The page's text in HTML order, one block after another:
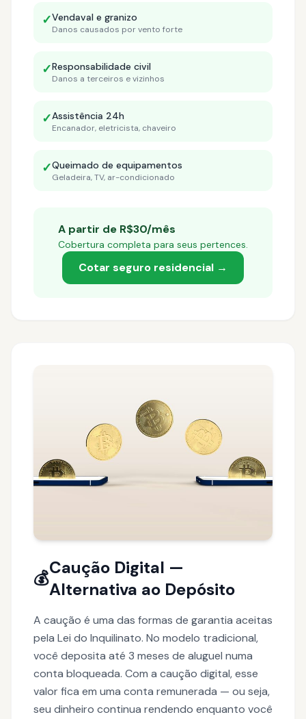
✓Vendaval e granizo
Danos causados por vento forte
✓Responsabilidade civil
Danos a terceiros e vizinhos
✓Assistência 24h
Encanador, eletricista, chaveiro
✓Queimado de equipamentos
Geladeira, TV, ar-condicionado
A partir de R$30/mês
Cobertura completa para seus pertences.
Cotar seguro residencial →
💰
Caução Digital —
Alternativa ao Depósito
A caução é uma das formas de garantia aceitas
pela Lei do Inquilinato. No modelo tradicional,
você deposita até 3 meses de aluguel numa
conta bloqueada. Com a caução digital, esse
valor fica em uma conta remunerada — ou seja,
seu dinheiro continua rendendo enquanto você